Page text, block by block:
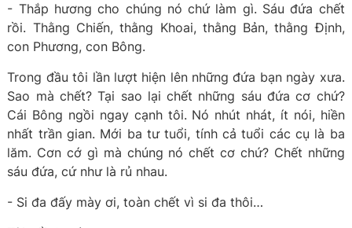
- Thắp hương cho chúng nó chứ làm gì. Sáu đứa chết
rồi. Thằng Chiến, thằng Khoai, thằng Bản, thằng Định,
con Phương, con Bông.
Trong đầu tôi lần lượt hiện lên những đứa bạn ngày xưa.
Sao mà chết? Tại sao lại chết những sáu đứa cơ chứ?
Cái Bông ngồi ngay cạnh tôi. Nó nhút nhát, ít nói, hiền
nhất trần gian. Mới ba tư tuổi, tính cả tuổi các cụ là ba
lăm. Cơn cớ gì mà chúng nó chết cơ chứ? Chết những
sáu đứa, cứ như là rủ nhau.
- Si đa đấy mày ơi, toàn chết vì si đa thôi…